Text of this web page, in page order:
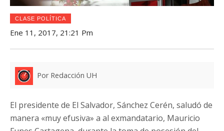
CLASE POLÍTICA
Ene 11, 2017, 21:21 Pm
Por Redacción UH
El presidente de El Salvador, Sánchez Cerén, saludó de
manera «muy efusiva» a al exmandatario, Mauricio